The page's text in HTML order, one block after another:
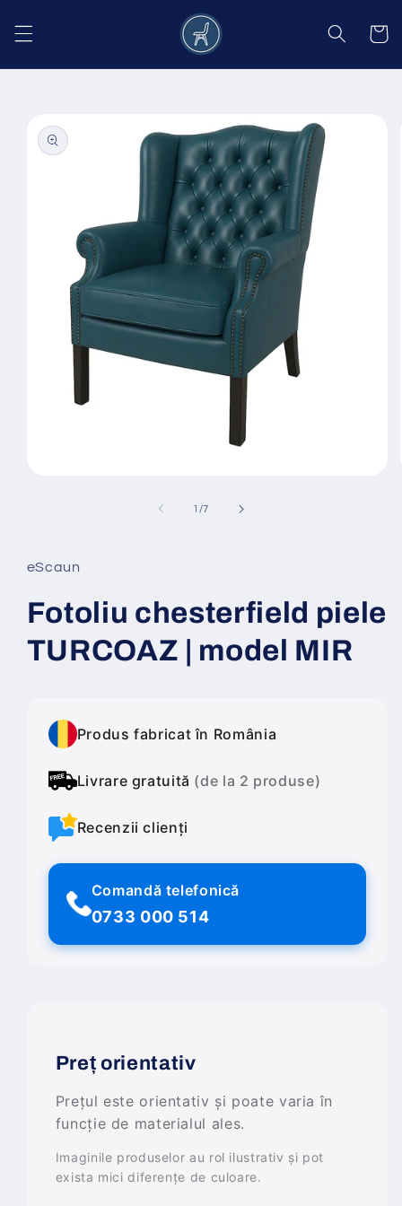
conținut
Coș
informațiile
despre
produs
fereastră
modală
1 /din
7
eScaun
Fotoliu chesterfield piele
TURCOAZ | model MIR
Produs fabricat în România
Livrare gratuită (de la 2 produse)
Recenzii clienți
Comandă telefonică
0733 000 514
Preț orientativ
Prețul este orientativ și poate varia în
funcție de materialul ales.
Imaginile produselor au rol ilustrativ și pot
exista mici diferențe de culoare.